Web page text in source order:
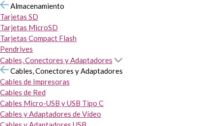
Almacenamiento
Tarjetas SD
Tarjetas MicroSD
Tarjetas Compact Flash
Pendrives
Cables, Conectores y Adaptadores
Cables, Conectores y Adaptadores
Cables de Impresoras
Cables de Red
Cables Micro-USB y USB Tipo C
Cables y Adaptadores de Vídeo